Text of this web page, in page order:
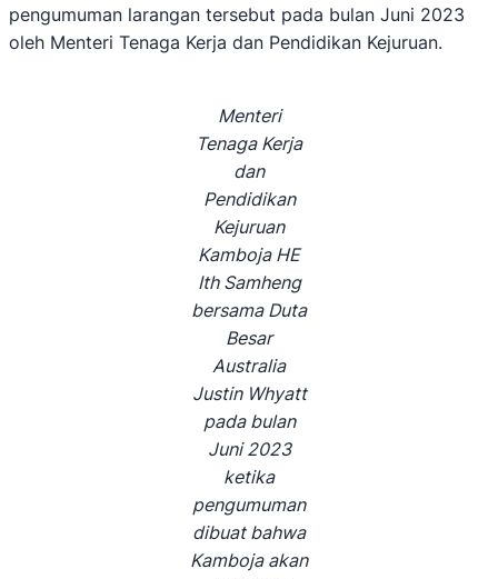
pengumuman larangan tersebut pada bulan Juni 2023
oleh Menteri Tenaga Kerja dan Pendidikan Kejuruan.
Menteri
Tenaga Kerja
dan
Pendidikan
Kejuruan
Kamboja HE
Ith Samheng
bersama Duta
Besar
Australia
Justin Whyatt
pada bulan
Juni 2023
ketika
pengumuman
dibuat bahwa
Kamboja akan